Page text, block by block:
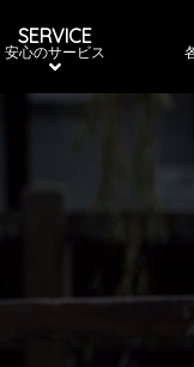
SERVICE
安心のサービス